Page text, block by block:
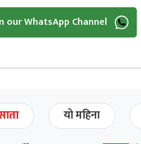
our WhatsApp Channel
यो महिना